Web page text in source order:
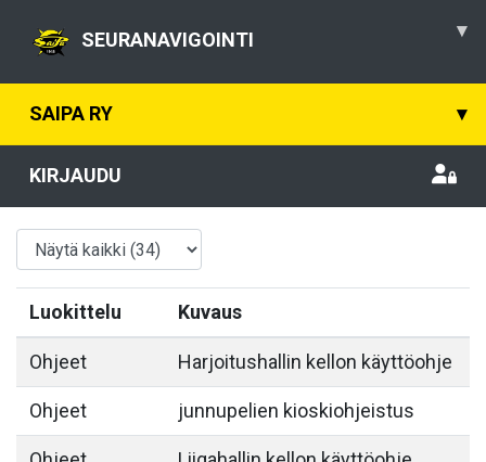
SEURANAVIGOINTI ▾
SAIPA RY ▾
KIRJAUDU
Luokittelu Kuvaus
Ohjeet Harjoitushallin kellon käyttöohje
Ohjeet junnupelien kioskiohjeistus